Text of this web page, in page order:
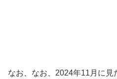
なお、なお、2024年11月に見